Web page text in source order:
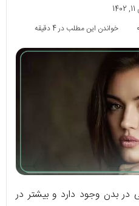
0 خواندن این مطلب در 4 دقیقه
در بدن وجود دارد و بیشتر در